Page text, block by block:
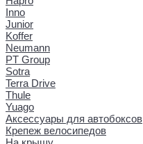
Inno
Junior
Koffer
Neumann
PT Group
Sotra
Terra Drive
Thule
Yuago
Аксессуары для автобоксов
Крепеж велосипедов